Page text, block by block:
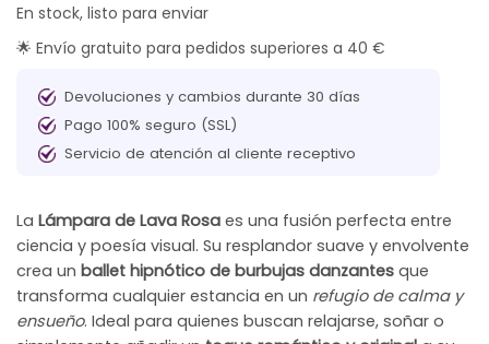
En stock, listo para enviar
🌟 Envío gratuito para pedidos superiores a 40 €
Devoluciones y cambios durante 30 días
Pago 100% seguro (SSL)
Servicio de atención al cliente receptivo
La Lámpara de Lava Rosa es una fusión perfecta entre
ciencia y poesía visual. Su resplandor suave y envolvente
crea un ballet hipnótico de burbujas danzantes que
transforma cualquier estancia en un refugio de calma y
ensueño. Ideal para quienes buscan relajarse, soñar o